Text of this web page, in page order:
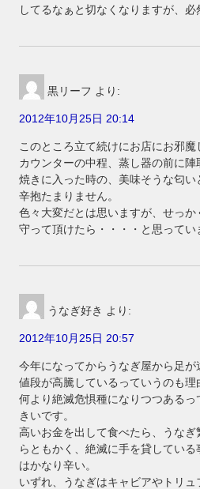
してるなぁと切なくなりますが、必
黒リーフ より:
2012年10月25日 20:14
このところ立て続けにお店にお邪魔
カウンターの中程、蒸し器の前に
焼きに入った時の、美味そうな匂
辛抱たまりません。
色々大変だとは思いますが、せっ
守って頂けたら・・・・と思ってい
うなぎ好き より:
2012年10月25日 20:57
今年になってからうなぎ屋から足が
値段が高騰しているっていうのも理
何より絶滅危惧種になりつつある
きいです。
高いお金を出して食べたら、うな
らともかく、絶滅に手を貸してい
はかなり辛い。
いずれ、うなぎはキャビアやトリ